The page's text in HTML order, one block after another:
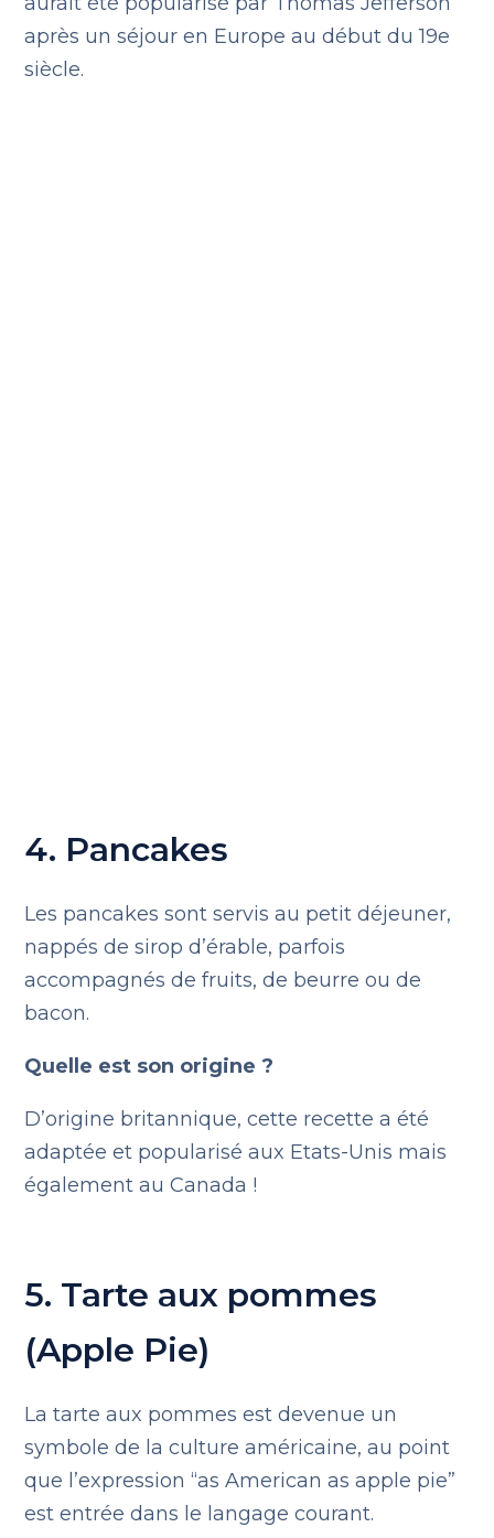
après un séjour en Europe au début du 19e
siècle.
4. Pancakes
Les pancakes sont servis au petit déjeuner,
nappés de sirop d’érable, parfois
accompagnés de fruits, de beurre ou de
bacon.
Quelle est son origine ?
D’origine britannique, cette recette a été
adaptée et popularisé aux Etats-Unis mais
également au Canada !
5. Tarte aux pommes
(Apple Pie)
La tarte aux pommes est devenue un
symbole de la culture américaine, au point
que l’expression “as American as apple pie”
est entrée dans le langage courant.